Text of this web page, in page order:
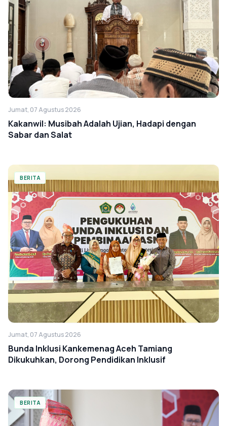
Jumat, 07 Agustus 2026
Kakanwil: Musibah Adalah Ujian, Hadapi dengan
Sabar dan Salat
BERITA
Jumat, 07 Agustus 2026
Bunda Inklusi Kankemenag Aceh Tamiang
Dikukuhkan, Dorong Pendidikan Inklusif
BERITA